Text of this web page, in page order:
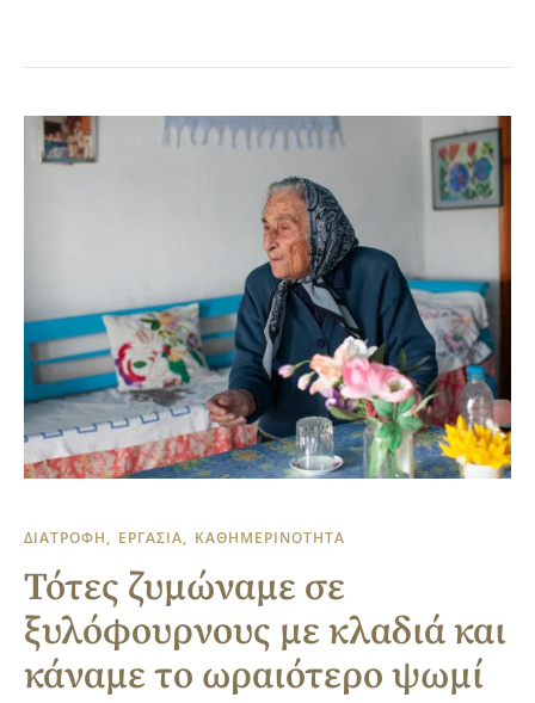
ΔΙΑΤΡΟΦΗ ΕΡΓΑΣΙΑ ΚΑΘΗΜΕΡΙΝΟΤΗΤΑ
Τότες ζυμώναμε σε
ξυλόφουρνους με κλαδιά και
κάναμε το ωραιότερο ψωμί